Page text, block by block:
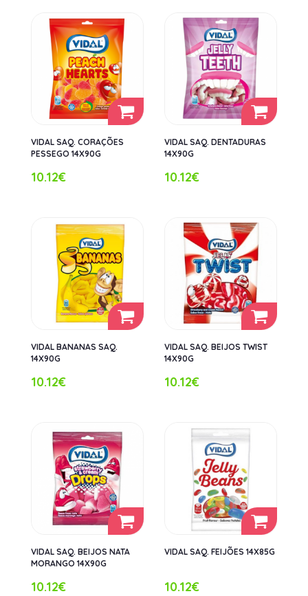
VIDAL SAQ. CORAÇÕES
PESSEGO 14X90G
10.12€
VIDAL SAQ. DENTADURAS
14X90G
10.12€
VIDAL BANANAS SAQ.
14X90G
10.12€
VIDAL SAQ. BEIJOS TWIST
14X90G
10.12€
VIDAL SAQ. BEIJOS NATA
MORANGO 14X90G
10.12€
VIDAL SAQ. FEIJÕES 14X85G
10.12€